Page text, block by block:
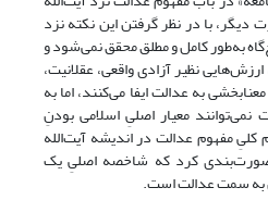
دیگر، با در نظر گرفتن این نکته نزد
به‌طور کامل و مطلق محقق نمی‌شود و
نظیر آزادی واقعی، عقلانیت،
به عدالت ایفا می‌کنند، اما به
معیار اصلیِ اسلامی بودنِ
کلیِ مفهوم عدالت در اندیشه آیت‌الله
صورت‌بندی کرد که شاخصه اصلیِ یک
به سمت عدالت است.